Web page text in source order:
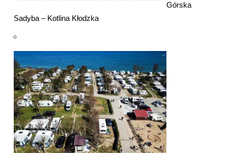
Górska
Sadyba – Kotlina Kłodzka